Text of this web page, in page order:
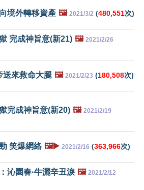
境外轉移資產 🖼️ 2021/3/2 (480,551次)
完成神旨意(新21) 🖼️ 2021/2/26
送來救命大腿 🖼️ 2021/2/23 (180,508次)
完成神旨意(新20) 🖼️ 2021/2/19
笑爆網絡 🖼️▶️ 2021/2/16 (363,966次)
沁園春·牛灑辛丑淚 🖼️ 2021/2/12